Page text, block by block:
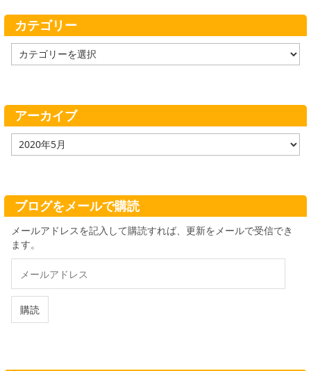
カテゴリー
テ
ー
アーカイブ
ア
ー
ブ
ブログをメールで購読
メールアドレスを記入して購読すれば、更新をメールで受信でき
ます。
ル
ド
購読